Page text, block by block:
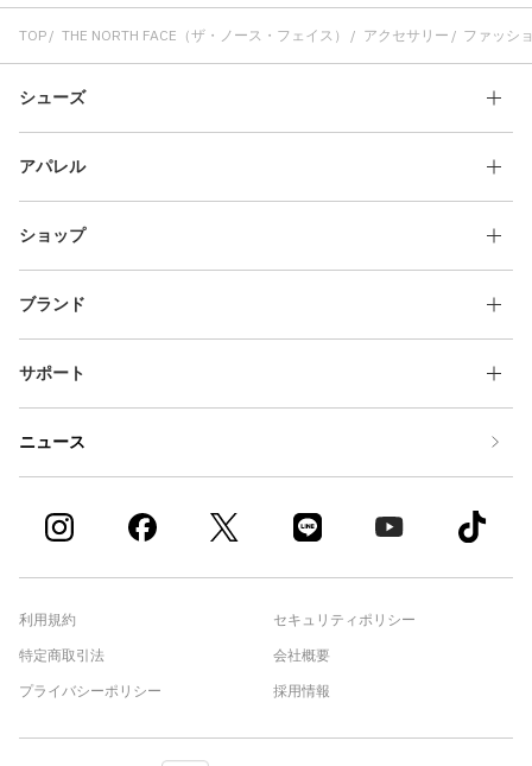
TOP THE NORTH FACE（ザ・ノース・フェイス） アクセサリー ファッシ
シューズ
アパレル
ショップ
ブランド
サポート
ニュース
利用規約
特定商取引法
プライバシーポリシー
セキュリティポリシー
会社概要
採用情報